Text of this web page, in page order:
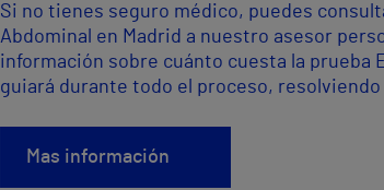
Si no tienes seguro médico, puedes
Abdominal en Madrid a nuestro asesor
información sobre cuánto cuesta la prueba
guiará durante todo el proceso,
Mas información